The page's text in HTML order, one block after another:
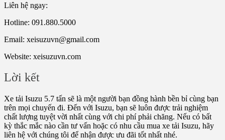
Liên hệ ngay:
Hotline: 091.880.5000
Email: xeisuzuvn@gmail.com
Website: xeisuzuvn.com
Lời kết
Xe tải Isuzu 5.7 tấn sẽ là một người bạn đồng hành bền bỉ cùng bạn
trên mọi chuyến đi. Đến với Isuzu, bạn sẽ luôn được trải nghiệm
chất lượng tuyệt vời nhất cùng với chi phí phải chăng. Nếu có bất
kỳ thắc mắc nào cần tư vấn hoặc có nhu cầu mua xe tải Isuzu, hãy
liên hệ với chúng tôi để nhận được ưu đãi tốt nhất nhé.